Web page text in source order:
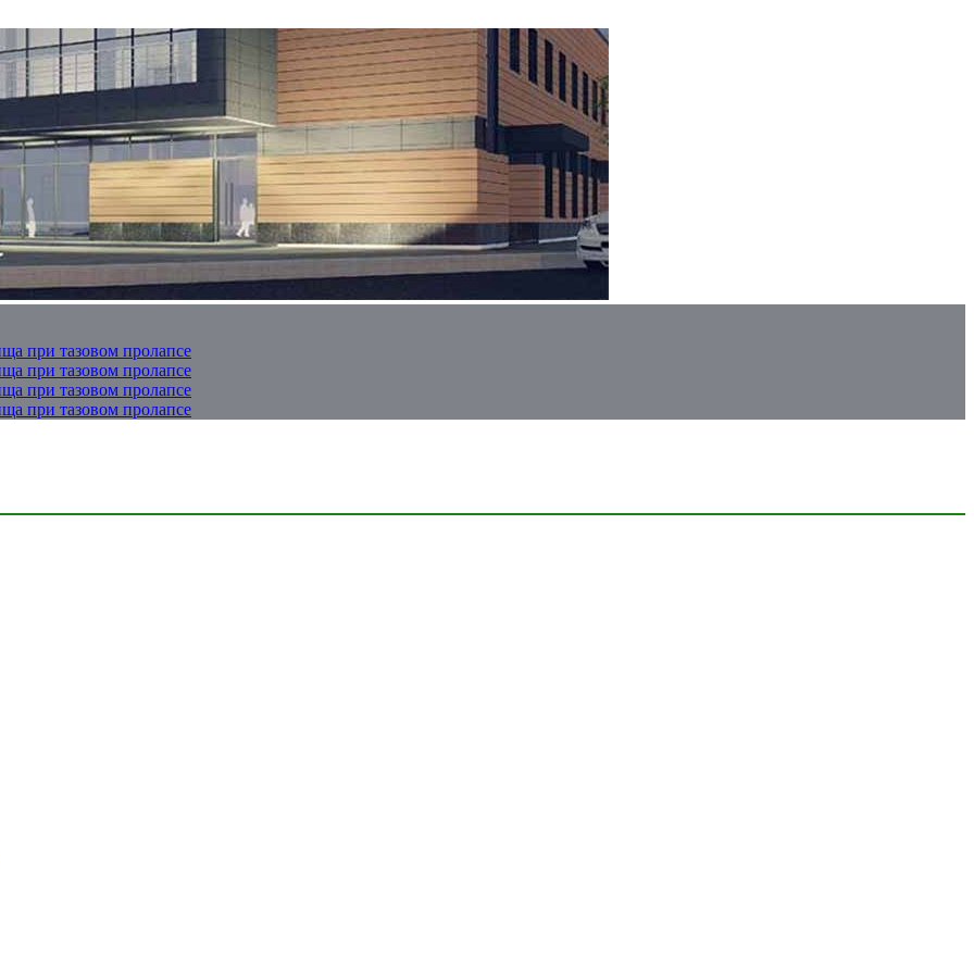
при тазовом пролапсе
при тазовом пролапсе
при тазовом пролапсе
при тазовом пролапсе